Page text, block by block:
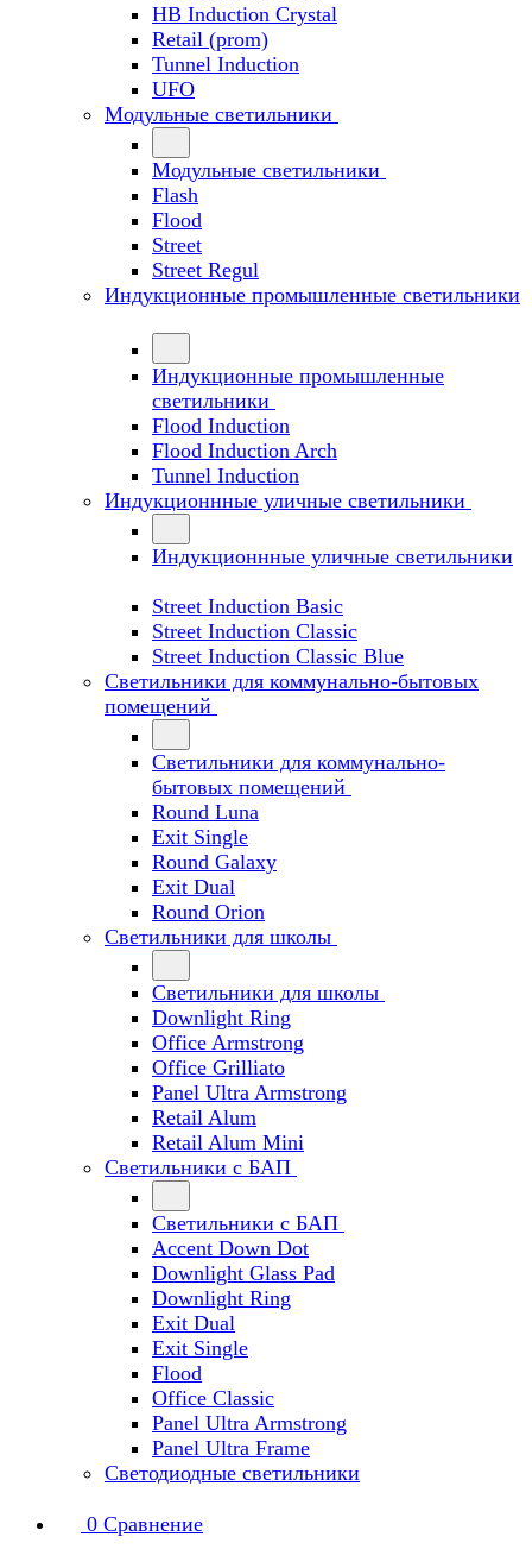
HB Induction Crystal
Retail (prom)
Tunnel Induction
UFO
Модульные светильники
Модульные светильники
Flash
Flood
Street
Street Regul
Индукционные промышленные светильники
Индукционные промышленные
светильники
Flood Induction
Flood Induction Arch
Tunnel Induction
Индукционнные уличные светильники
Индукционнные уличные светильники
Street Induction Basic
Street Induction Classic
Street Induction Classic Blue
Светильники для коммунально-бытовых
помещений
Светильники для коммунально-
бытовых помещений
Round Luna
Exit Single
Round Galaxy
Exit Dual
Round Orion
Светильники для школы
Светильники для школы
Downlight Ring
Office Armstrong
Office Grilliato
Panel Ultra Armstrong
Retail Alum
Retail Alum Mini
Светильники с БАП
Светильники с БАП
Accent Down Dot
Downlight Glass Pad
Downlight Ring
Exit Dual
Exit Single
Flood
Office Classic
Panel Ultra Armstrong
Panel Ultra Frame
Светодиодные светильники
0 Сравнение